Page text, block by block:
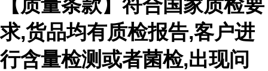
【质量条款】符合国家质检要
求,货品均有质检报告,客户进
行含量检测或者菌检,出现问